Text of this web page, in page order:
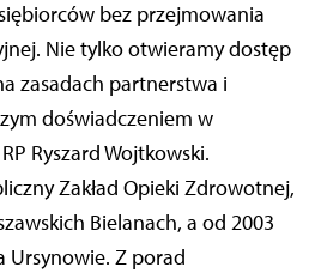
bez przejmowania
Nie tylko otwieramy dostęp
zasadach partnerstwa i
doświadczeniem w
Ryszard Wojtkowski.
Zakład Opieki Zdrowotnej,
Bielanach, a od 2003
Ursynowie. Z porad